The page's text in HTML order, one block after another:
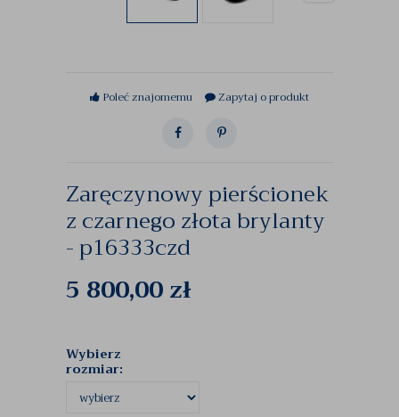
Poleć znajomemu Zapytaj o produkt
Zaręczynowy pierścionek
z czarnego złota brylanty
- p16333czd
5 800,00zł
Wybierz
rozmiar: